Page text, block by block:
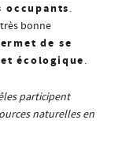
occupants.
bonne
de se
écologique.
participent
naturelles en